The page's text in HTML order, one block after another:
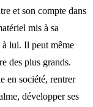
et son compte dans
mis à sa
à lui. Il peut même
des plus grands.
en société, rentrer
développer ses